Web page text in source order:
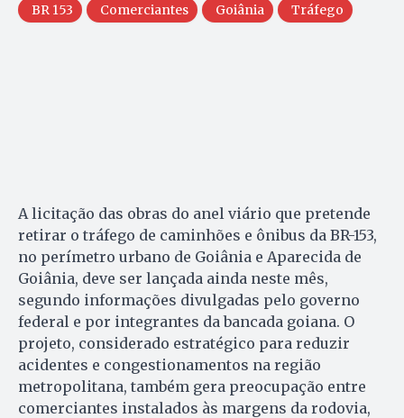
BR 153 Comerciantes Goiânia Tráfego
A licitação das obras do anel viário que pretende
retirar o tráfego de caminhões e ônibus da BR-153,
no perímetro urbano de Goiânia e Aparecida de
Goiânia, deve ser lançada ainda neste mês,
segundo informações divulgadas pelo governo
federal e por integrantes da bancada goiana. O
projeto, considerado estratégico para reduzir
acidentes e congestionamentos na região
metropolitana, também gera preocupação entre
comerciantes instalados às margens da rodovia,